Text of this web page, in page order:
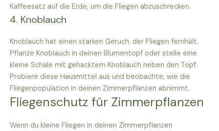
Kaffeesatz auf die Erde, um die Fliegen abzuschrecken.
4. Knoblauch
Knoblauch hat einen starken Geruch, der Fliegen fernhält.
Pflanze Knoblauch in deinen Blumentopf oder stelle eine
kleine Schale mit gehacktem Knoblauch neben den Topf.
Probiere diese Hausmittel aus und beobachte, wie die
Fliegenpopulation in deinen Zimmerpflanzen abnimmt.
Fliegenschutz für Zimmerpflanzen
Wenn du kleine Fliegen in deinen Zimmerpflanzen